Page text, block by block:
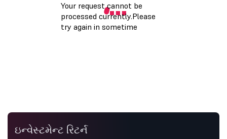
ઇન્વેસ્ટમેન્ટ રિટર્ન